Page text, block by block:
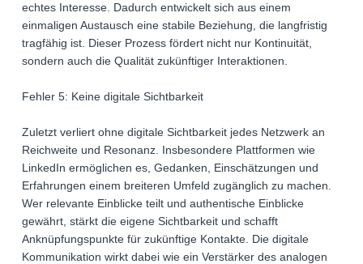
echtes Interesse. Dadurch entwickelt sich aus einem
einmaligen Austausch eine stabile Beziehung, die langfristig
tragfähig ist. Dieser Prozess fördert nicht nur Kontinuität,
sondern auch die Qualität zukünftiger Interaktionen.
Fehler 5: Keine digitale Sichtbarkeit
Zuletzt verliert ohne digitale Sichtbarkeit jedes Netzwerk an
Reichweite und Resonanz. Insbesondere Plattformen wie
LinkedIn ermöglichen es, Gedanken, Einschätzungen und
Erfahrungen einem breiteren Umfeld zugänglich zu machen.
Wer relevante Einblicke teilt und authentische Einblicke
gewährt, stärkt die eigene Sichtbarkeit und schafft
Anknüpfungspunkte für zukünftige Kontakte. Die digitale
Kommunikation wirkt dabei wie ein Verstärker des analogen